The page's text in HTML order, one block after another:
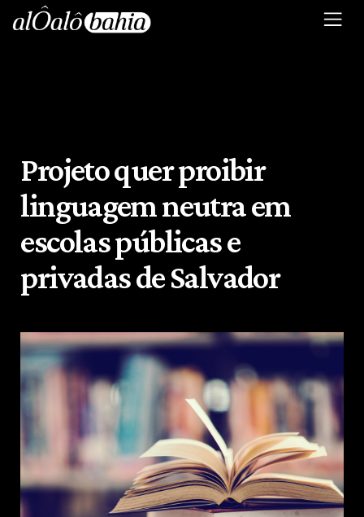
Projeto quer proibir
linguagem neutra em
escolas públicas e
privadas de Salvador